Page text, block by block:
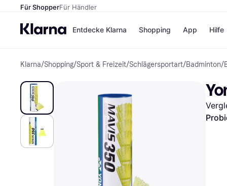
Für ShopperFür Händler
Entdecke Klarna
Zahlungsmethoden
Bezahle in bis zu 30
Shopping
Shops
eBay
Temu
SHEIN
App Hilfe
Klarna/Shopping/Sport & Freizeit/Schlägersportart/Badminton/